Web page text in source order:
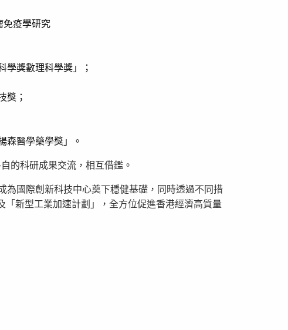
疫學研究
學獎數理科學獎」；
獎；
森醫學藥學獎」。
的科研成果交流，相互借鑑。
為國際創新科技中心奠下穩健基礎，同時透過不同措
新型工業加速計劃」，全方位促進香港經濟高質量